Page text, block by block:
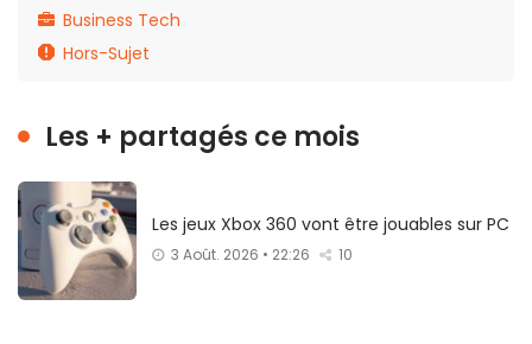
Business Tech
Hors-Sujet
Les + partagés ce mois
Les jeux Xbox 360 vont être jouables sur PC
3 Août. 2026 • 22:26 10